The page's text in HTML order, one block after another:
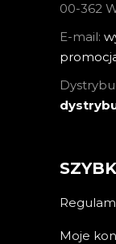
00-362
E-mail:
Moje